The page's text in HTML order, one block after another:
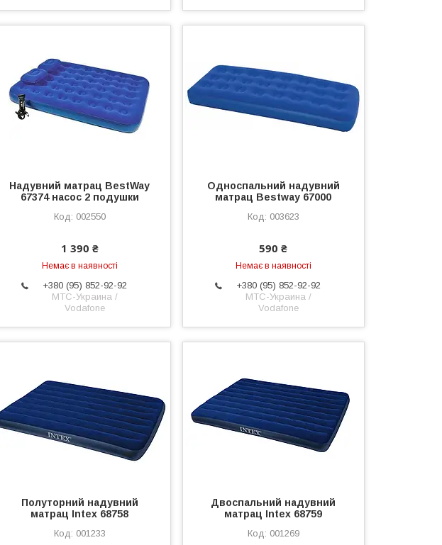
Надувний матрац BestWay
67374 насос 2 подушки
002550
1 390 ₴
Немає в наявності
+380 (95) 852-92-92
МТС-Украина /
Vodafone
Односпальний надувний
матрац Bestway 67000
003623
590 ₴
Немає в наявності
+380 (95) 852-92-92
МТС-Украина /
Vodafone
Полуторний надувний
матрац Intex 68758
001233
Двоспальний надувний
матрац Intex 68759
001269